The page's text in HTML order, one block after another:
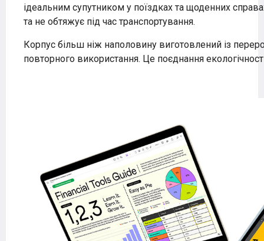
ідеальним супутником у поїздках та щоденних
та не обтяжує під час транспортування.
Корпус більш ніж наполовину виготовлений із
повторного використання. Це поєднання